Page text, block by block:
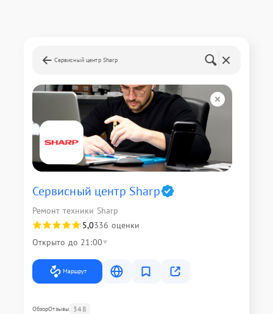
Сервисный центр Sharp
Сервисный центр Sharp
Ремонт техники Sharp
5,0336 оценки
Открыто до 21:00
Маршрут
ОбзорОтзывы 348